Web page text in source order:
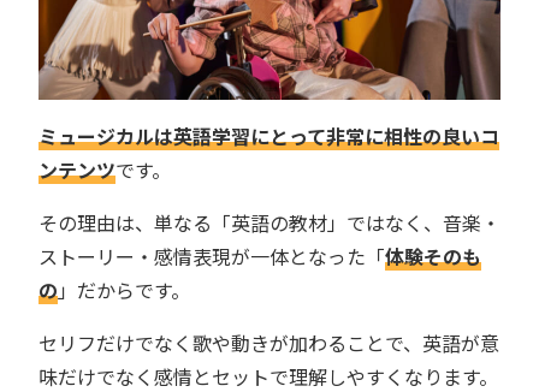
ミュージカルは英語学習にとって非常に相性の良いコ
ンテンツです。
その理由は、単なる「英語の教材」ではなく、音楽・
ストーリー・感情表現が一体となった「体験そのも
の」だからです。
セリフだけでなく歌や動きが加わることで、英語が意
味だけでなく感情とセットで理解しやすくなります。